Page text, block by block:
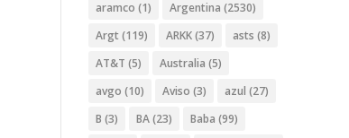
aramco (1) Argentina (2530)
Argt (119) ARKK(37) asts (8)
AT&T (5) Australia (5)
avgo (10) Aviso (3) azul (27)
B (3) BA(23) Baba (99)